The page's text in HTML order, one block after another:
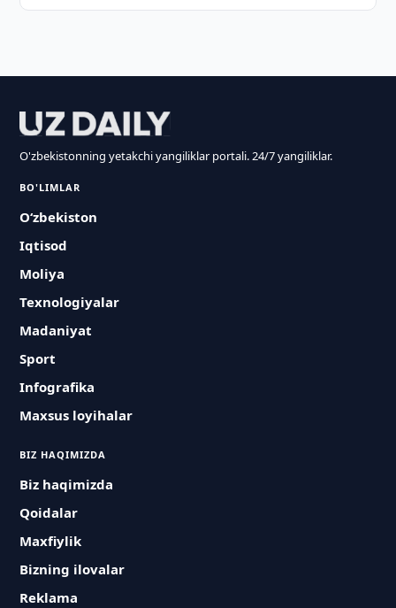
O'zbekistonning yetakchi yangiliklar portali. 24/7 yangiliklar.
BO'LIMLAR
O‘zbekiston
Iqtisod
Moliya
Texnologiyalar
Madaniyat
Sport
Infografika
Maxsus loyihalar
BIZ HAQIMIZDA
Biz haqimizda
Qoidalar
Maxfiylik
Bizning ilovalar
Reklama